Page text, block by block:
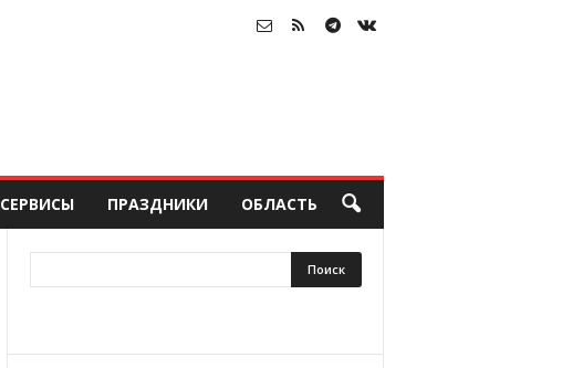
СЕРВИСЫ ПРАЗДНИКИ ОБЛАСТЬ